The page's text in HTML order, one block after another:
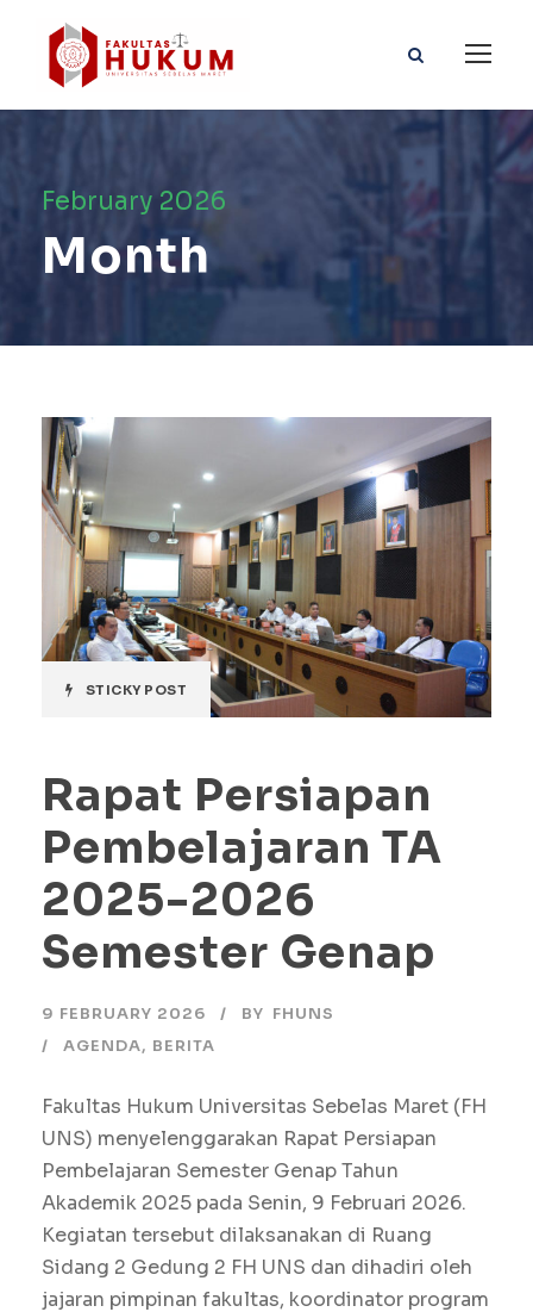
February 2026
Month
STICKY POST
Rapat Persiapan
Pembelajaran TA
2025-2026
Semester Genap
9 FEBRUARY 2026 BY FHUNS
AGENDA, BERITA
Fakultas Hukum Universitas Sebelas Maret (FH
UNS) menyelenggarakan Rapat Persiapan
Pembelajaran Semester Genap Tahun
Akademik 2025 pada Senin, 9 Februari 2026.
Kegiatan tersebut dilaksanakan di Ruang
Sidang 2 Gedung 2 FH UNS dan dihadiri oleh
jajaran pimpinan fakultas, koordinator program